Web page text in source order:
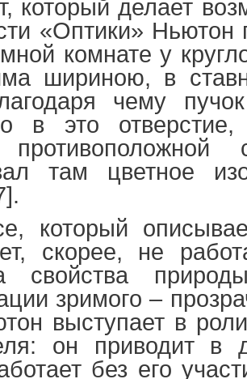
который делает
«Оптики»
комнате у
шириною, в
чему
в это
там цветное
который
скорее, не
свойства
зримого –
выступает в
он приводит в
без его